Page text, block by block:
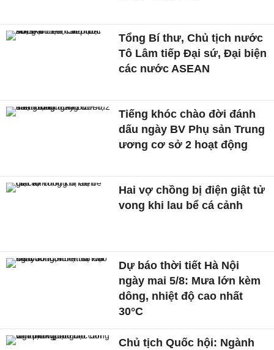
Tổng Bí thư, Chủ tịch nước
Tô Lâm tiếp Đại sứ, Đại biện
các nước ASEAN
Tiếng khóc chào đời đánh
dấu ngày BV Phụ sản Trung
ương cơ sở 2 hoạt động
Hai vợ chồng bị điện giật tử
vong khi lau bể cá cảnh
Dự báo thời tiết Hà Nội
ngày mai 5/8: Mưa lớn kèm
dông, nhiệt độ cao nhất
30°C
Chủ tịch Quốc hội: Ngành